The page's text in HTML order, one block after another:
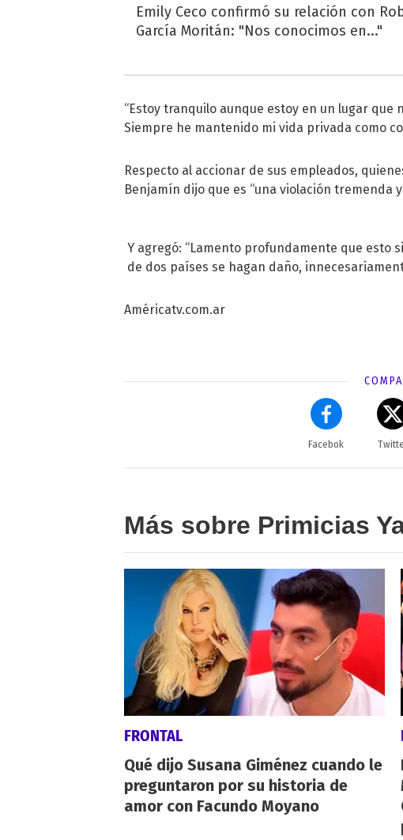
Emily Ceco confirmó su relación con
García Moritán: "Nos conocimos en..."
“Estoy tranquilo aunque estoy en un lugar que
Siempre he mantenido mi vida privada como
Respecto al accionar de sus empleados,
Benjamín dijo que es “una violación tremenda y
Y agregó: “Lamento profundamente que esto
de dos países se hagan daño,
Américatv.com.ar
Facebok
Más sobre Primicias
FRONTAL
Qué dijo Susana Giménez cuando le
preguntaron por su historia de
amor con Facundo Moyano